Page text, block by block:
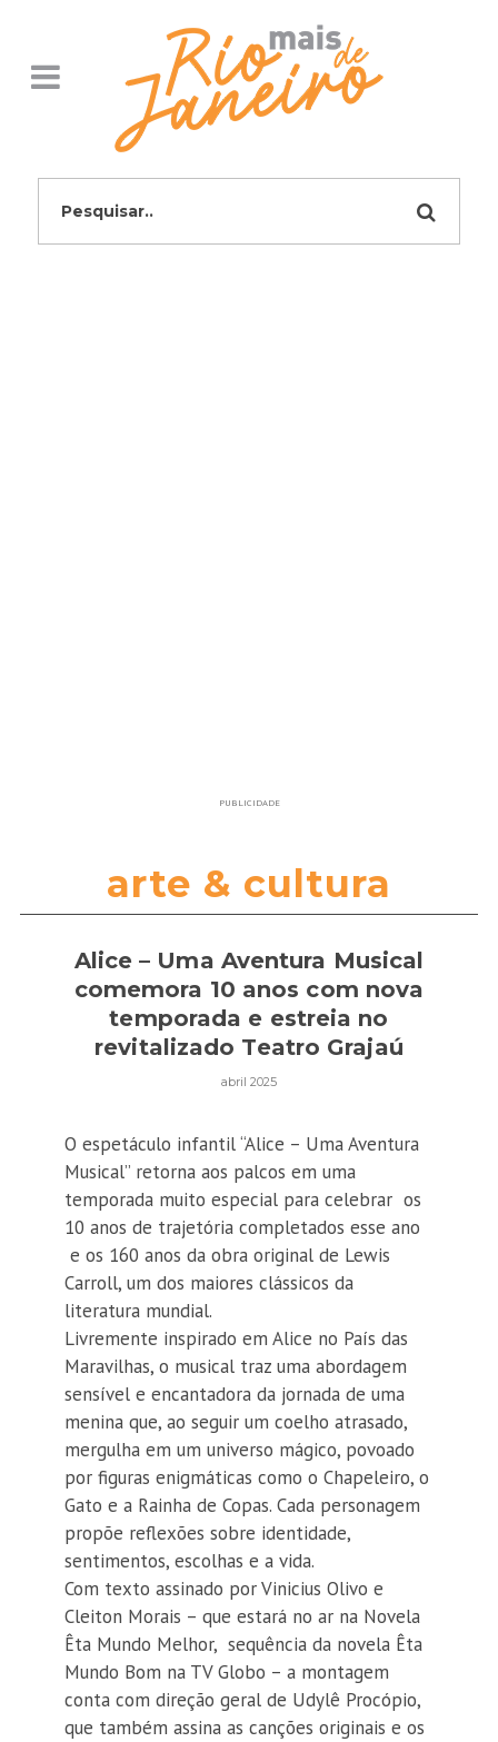
PUBLICIDADE
arte & cultura
Alice – Uma Aventura Musical
comemora 10 anos com nova
temporada e estreia no
revitalizado Teatro Grajaú
abril 2025
O espetáculo infantil “Alice – Uma Aventura
Musical” retorna aos palcos em uma
temporada muito especial para celebrar os
10 anos de trajetória completados esse ano
e os 160 anos da obra original de Lewis
Carroll, um dos maiores clássicos da
literatura mundial.
Livremente inspirado em Alice no País das
Maravilhas, o musical traz uma abordagem
sensível e encantadora da jornada de uma
menina que, ao seguir um coelho atrasado,
mergulha em um universo mágico, povoado
por figuras enigmáticas como o Chapeleiro, o
Gato e a Rainha de Copas. Cada personagem
propõe reflexões sobre identidade,
sentimentos, escolhas e a vida.
Com texto assinado por Vinicius Olivo e
Cleiton Morais – que estará no ar na Novela
Êta Mundo Melhor, sequência da novela Êta
Mundo Bom na TV Globo – a montagem
conta com direção geral de Udylê Procópio,
que também assina as canções originais e os